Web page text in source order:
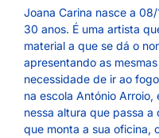
Joana Carina nasce a
30 anos. É uma artista
material a que se dá o
apresentando as
necessidade de ir ao
na escola António
nessa altura que passa
que monta a sua oficina,